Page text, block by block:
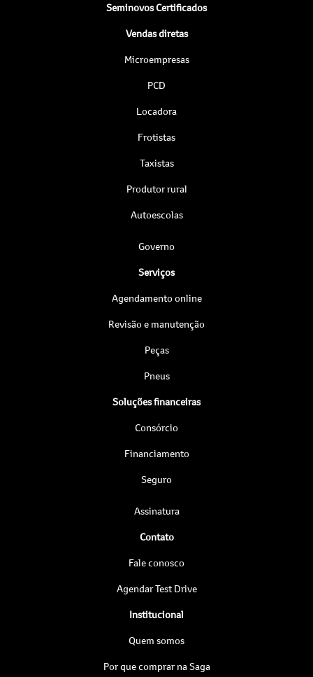
Seminovos Certificados
Vendas diretas
Microempresas
PCD
Locadora
Frotistas
Taxistas
Produtor rural
Autoescolas
Governo
Serviços
Agendamento online
Revisão e manutenção
Peças
Pneus
Soluções financeiras
Consórcio
Financiamento
Seguro
Assinatura
Contato
Fale conosco
Agendar Test Drive
Institucional
Quem somos
Por que comprar na Saga